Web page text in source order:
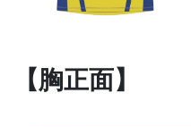
【胸正面】